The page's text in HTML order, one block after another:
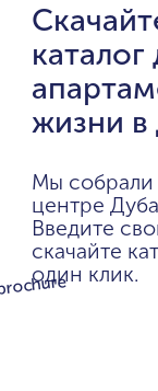
жизни в
Мы собрали
центре
Введите
скачайте
один клик.